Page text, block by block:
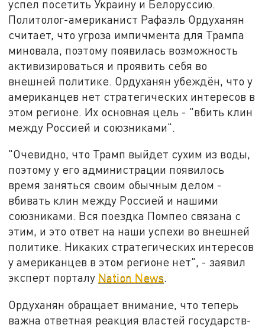
успел посетить Украину и Белоруссию.
Политолог-американист Рафаэль Ордуханян
считает, что угроза импичмента для Трампа
миновала, поэтому появилась возможность
активизироваться и проявить себя во
внешней политике. Ордуханян убеждён, что у
американцев нет стратегических интересов в
этом регионе. Их основная цель - "вбить клин
между Россией и союзниками".
"Очевидно, что Трамп выйдет сухим из воды,
поэтому у его администрации появилось
время заняться своим обычным делом -
вбивать клин между Россией и нашими
союзниками. Вся поездка Помпео связана с
этим, и это ответ на наши успехи во внешней
политике. Никаких стратегических интересов
у американцев в этом регионе нет", - заявил
эксперт порталу Nation News.
Ордуханян обращает внимание, что теперь
важна ответная реакция властей государств-